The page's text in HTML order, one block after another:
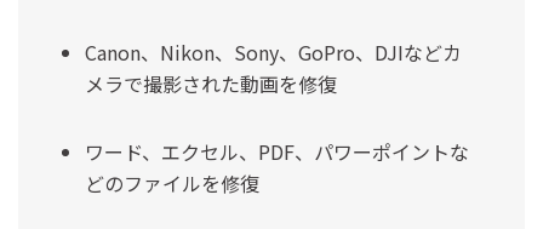
Canon、Nikon、Sony、GoPro、DJIなどカ
メラで撮影された動画を修復
ワード、エクセル、PDF、パワーポイントな
どのファイルを修復